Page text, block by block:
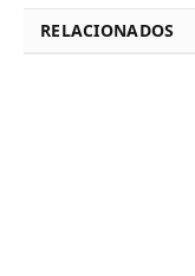
RELACIONADOS